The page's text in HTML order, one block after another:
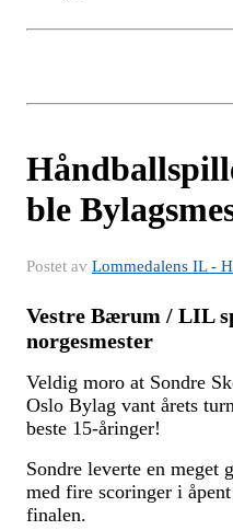
ble
Postet av Lommedalens IL -
Vestre Bærum / LIL
norgesmester
Veldig moro at Sondre
Oslo Bylag vant årets
beste 15-åringer!
Sondre leverte en meget
med fire scoringer i
finalen.